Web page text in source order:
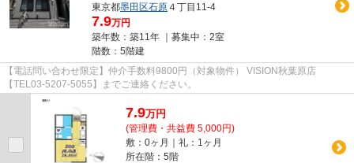
東京都墨田区石原４丁目11-4
7.9万円
築年数：築11年 ｜募集中： 2室
階数：5階建
【電話問い合わせ限定】仲介手数料9800円（対象物件） VISION秋葉原店
【TEL03-5207-5055】までご連絡ください。
7.9万円
(管理費・共益費 5,000円)
敷：0ヶ月｜礼：1ヶ月
所在階：5階